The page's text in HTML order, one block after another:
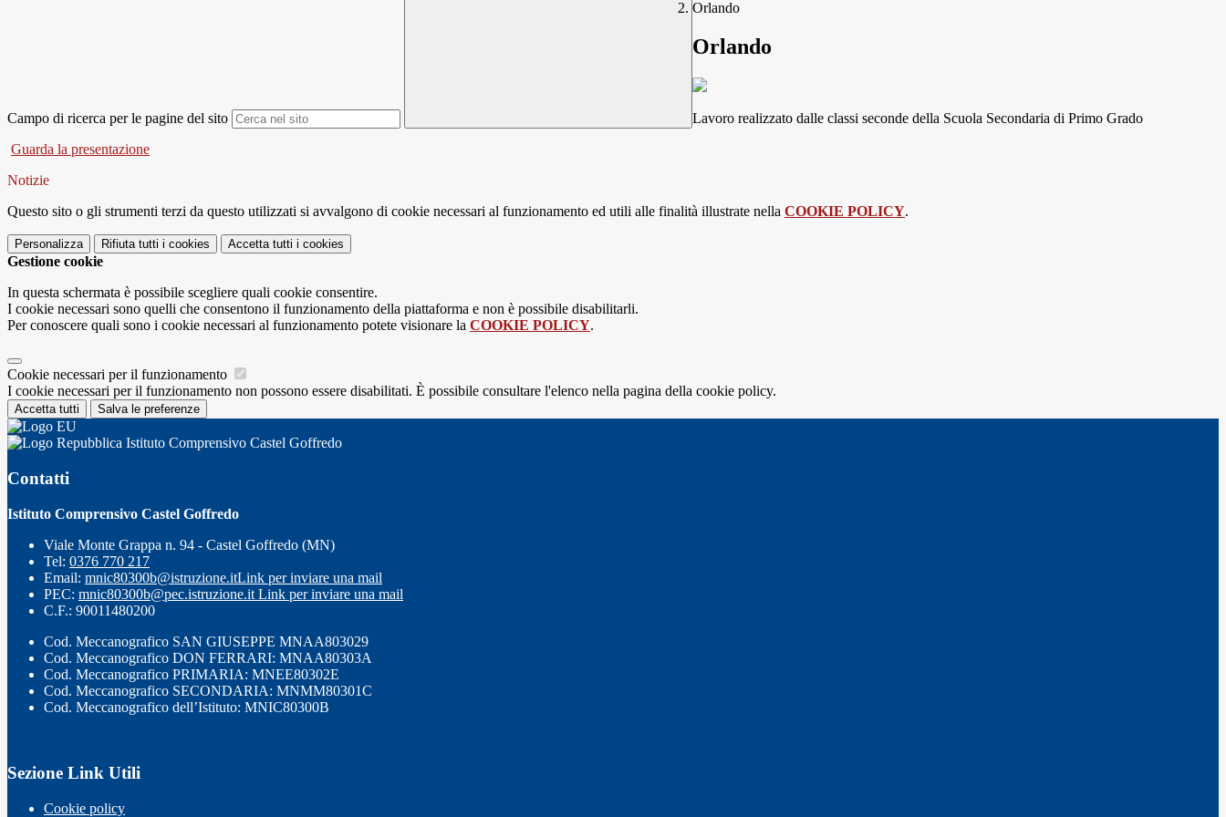
Campo di ricerca per le pagine del sito
Orlando
Orlando
Lavoro realizzato dalle classi seconde della Scuola Secondaria di Primo Grado
Guarda la presentazione
Notizie
Questo sito o gli strumenti terzi da questo utilizzati si avvalgono di cookie necessari al funzionamento ed utili alle finalità illustrate nella COOKIE POLICY.
Personalizza Rifiuta tutti i cookies Accetta tutti i cookies
Gestione cookie
In questa schermata è possibile scegliere quali cookie consentire.
I cookie necessari sono quelli che consentono il funzionamento della piattaforma e non è possibile disabilitarli.
Per conoscere quali sono i cookie necessari al funzionamento potete visionare la COOKIE POLICY.
Cookie necessari per il funzionamento
I cookie necessari per il funzionamento non possono essere disabilitati. È possibile consultare l'elenco nella pagina della cookie policy.
Accetta tutti Salva le preferenze
Istituto Comprensivo Castel Goffredo
Contatti
Istituto Comprensivo Castel Goffredo
Viale Monte Grappa n. 94 - Castel Goffredo (MN)
Tel: 0376 770 217
Email: mnic80300b@istruzione.itLink per inviare una mail
PEC: mnic80300b@pec.istruzione.it Link per inviare una mail
C.F.: 90011480200
Cod. Meccanografico SAN GIUSEPPE MNAA803029
Cod. Meccanografico DON FERRARI: MNAA80303A
Cod. Meccanografico PRIMARIA: MNEE80302E
Cod. Meccanografico SECONDARIA: MNMM80301C
Cod. Meccanografico dell’Istituto: MNIC80300B
Sezione Link Utili
Cookie policy